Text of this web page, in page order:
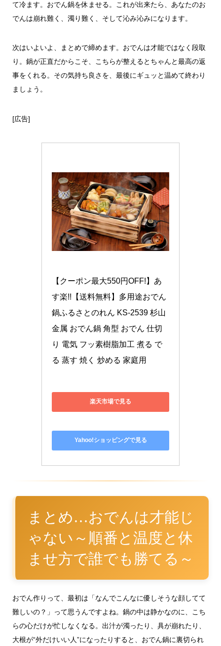
て冷ます。おでん鍋を休ませる。これが出来たら、あなたのお
でんは崩れ難く、濁り難く、そして沁み沁みになります。
次はいよいよ、まとめで締めます。おでんは才能ではなく段取
り。鍋が正直だからこそ、こちらが整えるとちゃんと最高の返
事をくれる。その気持ち良さを、最後にギュッと温めて終わり
ましょう。
[広告]
【クーポン最大550円OFF!】あ
す楽!!【送料無料】多用途おでん
鍋ふるさとのれん KS-2539 杉山
金属 おでん鍋 角型 おでん 仕切
り 電気 フッ素樹脂加工 煮る で
る 蒸す 焼く 炒める 家庭用
Yahoo!ショッピングで見る
ゃない～順番と温度と休
ませ方で誰でも勝てる～
らの心だけが忙しなくなる。出汁が濁ったり、具が崩れたり、
大根が“外だけいい人”になったりすると、おでん鍋に裏切られ
た気分になってしまいます。でも、今日ここまで読んだあなた
は、もう気づいていますよね。裏切っていたのはおでん鍋じゃ